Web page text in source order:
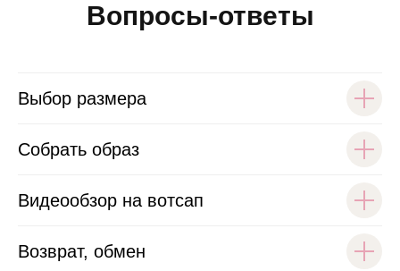
Вопросы-ответы
Выбор размера
Собрать образ
Видеообзор на вотсап
Возврат, обмен